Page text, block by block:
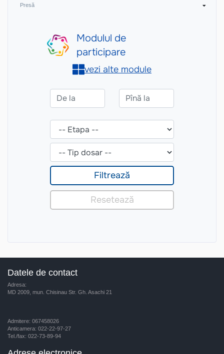
Presă
Datele de contact
Adresa:
MD 2009, mun. Chisinau Str. Gh. Asachi 21
Admitere: 067458026
Anticamera: 022-22-97-27
Tel./fax: 022-73-89-94